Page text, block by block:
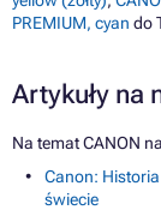
PREMIUM, cyan do
Artykuły na
Na temat CANON
Canon:
świecie